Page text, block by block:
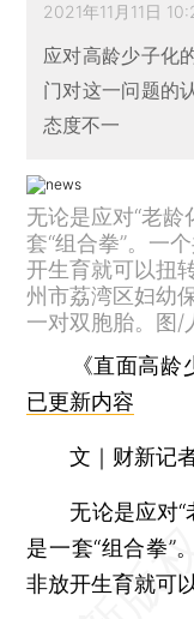
2021年11月11日
应对高龄少子化
门对这一问题的
态度不一
无论是应对“老龄
套“组合拳”。一
开生育就可以扭
州市荔湾区妇幼
一对双胞胎。图/
《直面高
已更新内容
文｜财新记
无论是应对“老
是一套“组合拳”
非放开生育就可